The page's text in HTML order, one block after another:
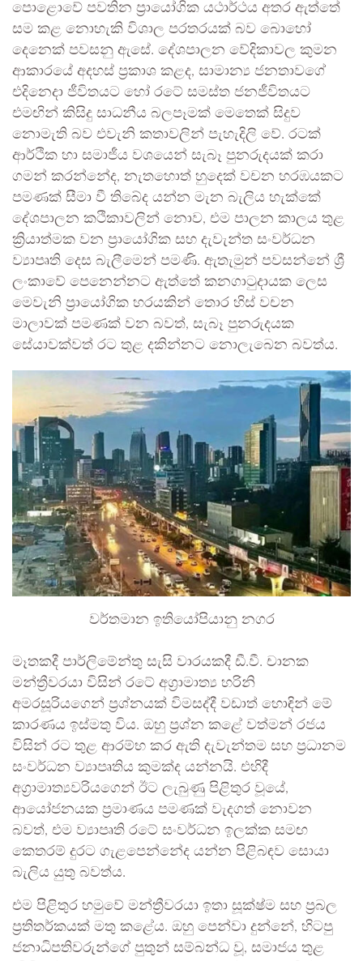
පොළොවේ පවතින ප්‍රායෝගික යථාර්ථය අතර ඇත්තේ
සම කළ නොහැකි විශාල පරතරයක් බව බොහෝ
දෙනෙක් පවසනු ඇසේ. දේශපාලන වේදිකාවල කුමන
ආකාරයේ අදහස් ප්‍රකාශ කළද, සාමාන්‍ය ජනතාවගේ
එදිනෙදා ජීවිතයට හෝ රටේ සමස්ත ජනජීවිතයට
එමඟින් කිසිදු සාධනීය බලපෑමක් මෙතෙක් සිදුව
නොමැති බව එවැනි කතාවලින් පැහැදිලි වේ. රටක්
ආර්ථික හා සමාජීය වශයෙන් සැබෑ පුනරුදයක් කරා
ගමන් කරන්නේද, නැතහොත් හුදෙක් වචන හරඹයකට
පමණක් සීමා වී තිබේද යන්න මැන බැලිය හැක්කේ
දේශපාලන කථිකාවලින් නොව, එම පාලන කාලය තුළ
ක්‍රියාත්මක වන ප්‍රායෝගික සහ දැවැන්ත සංවර්ධන
ව්‍යාපෘති දෙස බැලීමෙන් පමණි. ඇතැමුන් පවසන්නේ ශ්‍රී
ලංකාවේ පෙනෙන්නට ඇත්තේ කනගාටුදායක ලෙස
මෙවැනි ප්‍රායෝගික හරයකින් තොර හිස් වචන
මාලාවක් පමණක් වන බවත්, සැබෑ පුනරුදයක
සේයාවක්වත් රට තුළ දකින්නට නොලැබෙන බවත්ය.
වර්තමාන ඉතියෝපියානු නගර
මෑතකදී පාර්ලිමේන්තු සැසි වාරයකදී ඩී.වී. චානක
මන්ත්‍රීවරයා විසින් රටේ අග්‍රාමාත්‍ය හරිනි
අමරසූරියගෙන් ප්‍රශ්නයක් විමසද්දී වඩාත් හොඳින් මේ
කාරණය ඉස්මතු විය. ඔහු ප්‍රශ්න කළේ වත්මන් රජය
විසින් රට තුළ ආරම්භ කර ඇති දැවැන්තම සහ ප්‍රධානම
සංවර්ධන ව්‍යාපෘතිය කුමක්ද යන්නයි. එහිදී
අග්‍රාමාත්‍යවරියගෙන් ඊට ලැබුණු පිළිතුර වූයේ,
ආයෝජනයක ප්‍රමාණය පමණක් වැදගත් නොවන
බවත්, එම ව්‍යාපෘති රටේ සංවර්ධන ඉලක්ක සමඟ
කෙතරම් දුරට ගැළපෙන්නේද යන්න පිළිබඳව සොයා
බැලිය යුතු බවත්ය.
එම පිළිතුර හමුවේ මන්ත්‍රීවරයා ඉතා සූක්ෂ්ම සහ ප්‍රබල
ප්‍රතිතර්කයක් මතු කළේය. ඔහු පෙන්වා දුන්නේ, හිටපු
ජනාධිපතිවරුන්ගේ පුතුන් සම්බන්ධ වූ, සමාජය තුළ